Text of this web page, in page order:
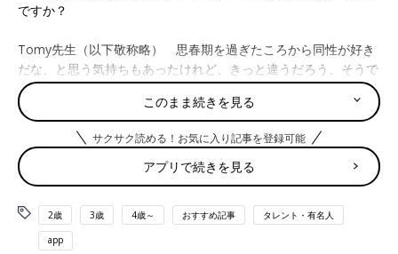
ですか？
Tomy先生（以下敬称略） 思春期を過ぎたころから同性が好き
だな、と思う気持ちもあったけれど、きっと違うだろう、そうで
はないだろう、となかなか認められずにいました。それまで順調
に進学校といわれる学校に通って、浪人せずに医学部に入って、
という人生だった私にとって、自分のセクシャリティを認めてし
まうと、この先どうすればいいかわからなくなる気がして、考え
ないようにしてたんだと思います。
医学部を卒業するころ、自分のセクシャリティはゲイだとはっき
りと確認しました。それによって将来、結婚して子どもを作って
親に孫の顔を見せて、ということはできないともわかり、気持ち
このまま続きを見る
サクサク読める！お気に入り記事を登録可能
アプリで続きを見る
2歳 3歳 4歳～ おすすめ記事 タレント・有名人
app